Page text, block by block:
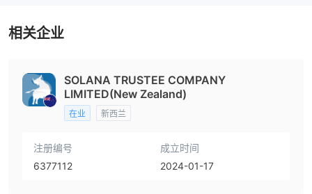
相关企业
SOLANA TRUSTEE COMPANY
LIMITED(New Zealand)
在业 新西兰
注册编号
6377112
成立时间
2024-01-17